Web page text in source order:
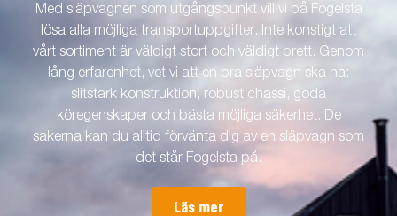
Med släpvagnen som utgångspunkt vill vi på Fogelsta
lösa alla möjliga transportuppgifter. Inte konstigt att
vårt sortiment är väldigt stort och väldigt brett. Genom
lång erfarenhet, vet vi att en bra släpvagn ska ha:
slitstark konstruktion, robust chassi, goda
köregenskaper och bästa möjliga säkerhet. De
sakerna kan du alltid förvänta dig av en släpvagn som
det står Fogelsta på.
Läs mer